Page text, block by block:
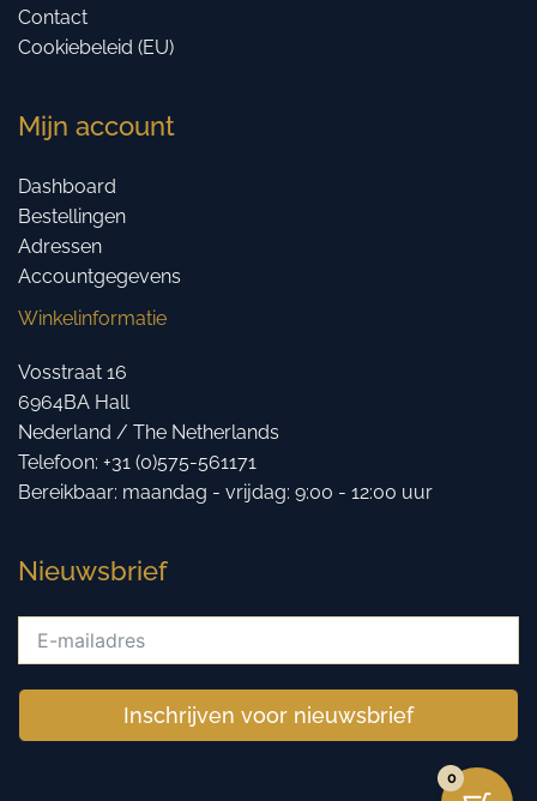
Contact
Cookiebeleid (EU)
Mijn account
Dashboard
Bestellingen
Adressen
Accountgegevens
Winkelinformatie
Vosstraat 16
6964BA Hall
Nederland / The Netherlands
Telefoon: +31 (0)575-561171
Bereikbaar: maandag - vrijdag: 9:00 - 12:00 uur
Nieuwsbrief
Inschrijven voor nieuwsbrief
0